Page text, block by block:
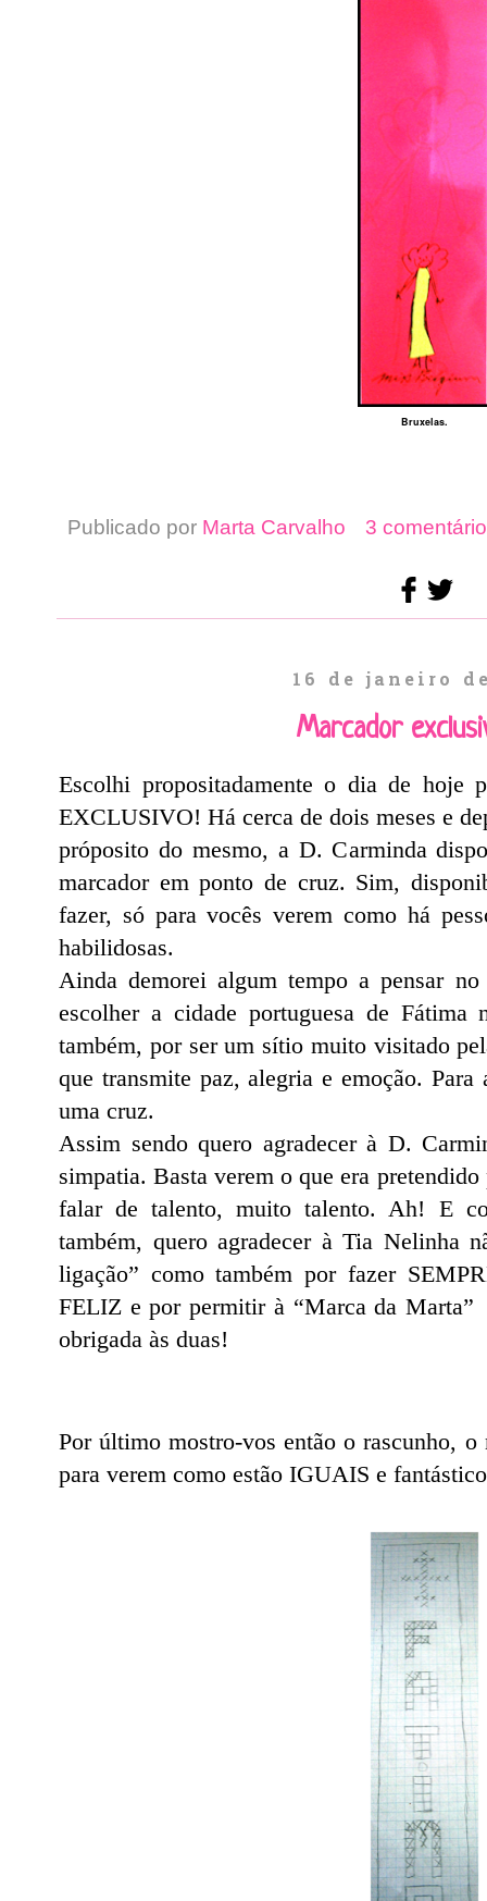
Bruxelas.
Publicado por Marta Carvalho 3
16 de janeiro
Marcador
Escolhi propositadamente o dia de hoje
EXCLUSIVO! Há cerca de dois meses e
próposito do mesmo, a D. Carminda
marcador em ponto de cruz. Sim,
fazer, só para vocês verem como há
habilidosas.
Ainda demorei algum tempo a pensar
escolher a cidade portuguesa de Fátima
também, por ser um sítio muito visitado
que transmite paz, alegria e emoção. Para
uma cruz.
Assim sendo quero agradecer à D.
simpatia. Basta verem o que era pretendido
falar de talento, muito talento. Ah! E
também, quero agradecer à Tia Nelinha
ligação” como também por fazer
FELIZ e por permitir à “Marca da
obrigada às duas!
Por último mostro-vos então o rascunho,
para verem como estão IGUAIS e